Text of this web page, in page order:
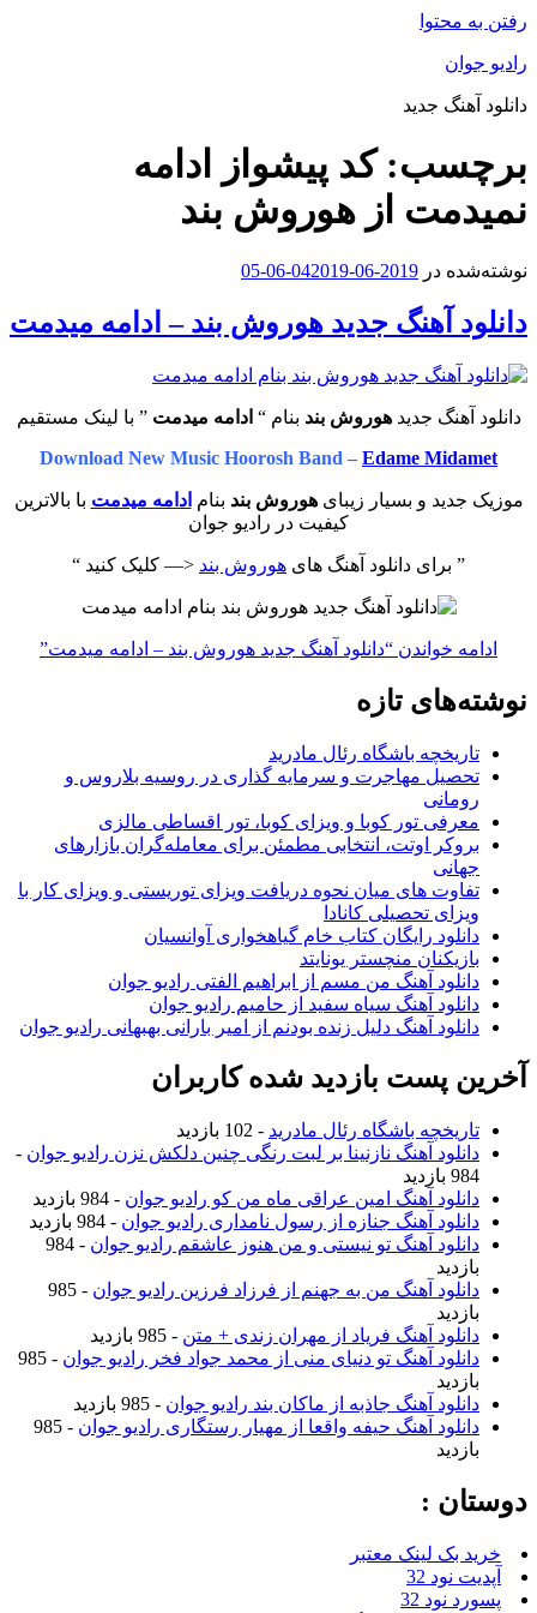
رفتن به محتوا
رادیو جوان
دانلود آهنگ جدید
برچسب:کد پیشواز ادامه
نمیدمت از هوروش بند
نوشته‌شده در 2019-06-04
2019-06-05
دانلود آهنگ جدید هوروش بند – ادامه میدمت
دانلود آهنگ جدید هوروش بند بنام “ ادامه میدمت” با لینک مستقیم
Download New Music Hoorosh Band – Edame Midamet
موزیک جدید و بسیار زیبایهوروش بند بنام ادامه میدمت با بالاترین
کیفیت در رادیو جوان
” برای دانلود آهنگ های هوروش بند <— کلیک کنید “
ادامه خواندن “دانلود آهنگ جدید هوروش بند – ادامه میدمت”
نوشته‌های تازه
تاریخچه باشگاه رئال مادرید
تحصیل مهاجرت و سرمایه گذاری در روسیه بلاروس و
رومانی
معرفی تور کوبا و ویزای کوبا، تور اقساطی مالزی
بروکر اوتت، انتخابی مطمئن برای معامله‌گران بازارهای
جهانی
تفاوت های میان نحوه دریافت ویزای توریستی و ویزای کار با
ویزای تحصیلی کانادا
دانلود رایگان کتاب خام گیاهخواری آوانسیان
بازیکنان منچستر یونایتد
دانلود آهنگ من مسم از ابراهیم الفتی رادیو جوان
دانلود آهنگ سیاه سفید از حامیم رادیو جوان
دانلود آهنگ دلیل زنده بودنم از امیر بارانی بهبهانی رادیو جوان
آخرین پست بازدید شده کاربران
تاریخچه باشگاه رئال مادرید - 102 بازدید
دانلود آهنگ نازنینا بر لبت رنگی چنین دلکش نزن رادیو جوان -
984 بازدید
دانلود آهنگ امین عراقی ماه من کو رادیو جوان - 984 بازدید
دانلود آهنگ جنازه از رسول نامداری رادیو جوان - 984 بازدید
دانلود آهنگ تو نیستی و من هنوز عاشقم رادیو جوان
- 984
بازدید
دانلود آهنگ من به جهنم از فرزاد فرزین رادیو جوان
- 985
بازدید
دانلود آهنگ فریاد از مهران زندی + متن - 985 بازدید
دانلود آهنگ تو دنیای منی از محمد جواد فخر رادیو جوان
- 985
بازدید
دانلود آهنگ جاذبه از ماکان بند رادیو جوان - 985 بازدید
دانلود آهنگ حیفه واقعا از مهیار رستگاری رادیو جوان
- 985
بازدید
دوستان :
خرید بک لینک معتبر
آپدیت نود 32
پسورد نود 32